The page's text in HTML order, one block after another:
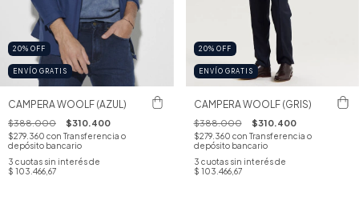
20% OFF
ENVÍO GRATIS
CAMPERA WOOLF (AZUL)
$388.000 $310.400
$279.360 con Transferencia o
depósito bancario
3 cuotas sin interés de
$ 103.466,67
20% OFF
ENVÍO GRATIS
CAMPERA WOOLF (GRIS)
$388.000 $310.400
$279.360 con Transferencia o
depósito bancario
3 cuotas sin interés de
$ 103.466,67